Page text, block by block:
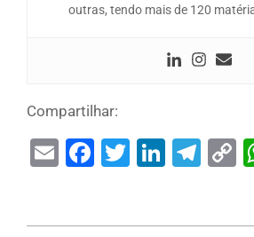
outras, tendo mais de 120
Compartilhar:
EmailFacebook
Twitter